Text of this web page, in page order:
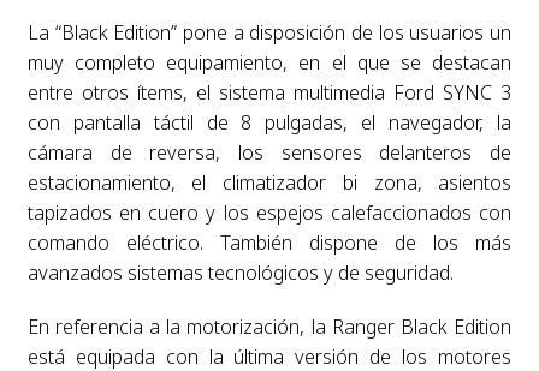
La “Black Edition” pone a disposición de los usuarios un
muy completo equipamiento, en el que se destacan
entre otros ítems, el sistema multimedia Ford SYNC 3
con pantalla táctil de 8 pulgadas, el navegador, la
cámara de reversa, los sensores delanteros de
estacionamiento, el climatizador bi zona, asientos
tapizados en cuero y los espejos calefaccionados con
comando eléctrico. También dispone de los más
avanzados sistemas tecnológicos y de seguridad.
En referencia a la motorización, la Ranger Black Edition
está equipada con la última versión de los motores